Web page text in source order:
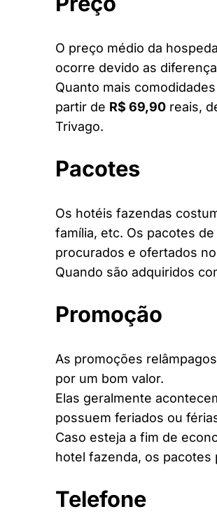
O preço médio da
ocorre devido as
Quanto mais
partir de R$ 69,90 reais,
Trivago.
Pacotes
Os hotéis fazendas
família, etc. Os pacotes
procurados e ofertados
Quando são adquiridos
Promoção
As promoções
por um bom valor.
Elas geralmente
possuem feriados ou
Caso esteja a fim de
hotel fazenda, os pacotes
Telefone